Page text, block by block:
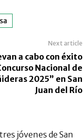
Next article
a cabo con éxito
Nacional de
2025” en San
Juan del Río
jóvenes de San